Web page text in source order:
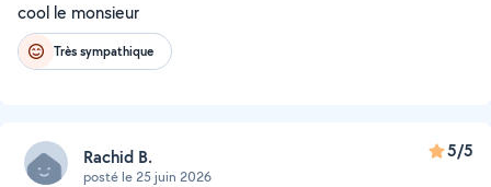
cool le monsieur
Très sympathique
Rachid B.
posté le 25 juin 2026
5/5